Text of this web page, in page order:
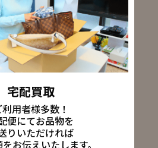
宅配買取
利用者様多数！
便にてお品物を
りいただければ
お伝えいたします。